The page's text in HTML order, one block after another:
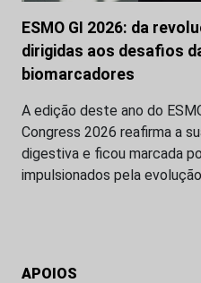
ESMO GI 2026: da
dirigidas aos desafios
biomarcadores
A edição deste ano do
Congress 2026 reafirma a
digestiva e ficou marcada
impulsionados pela
APOIOS